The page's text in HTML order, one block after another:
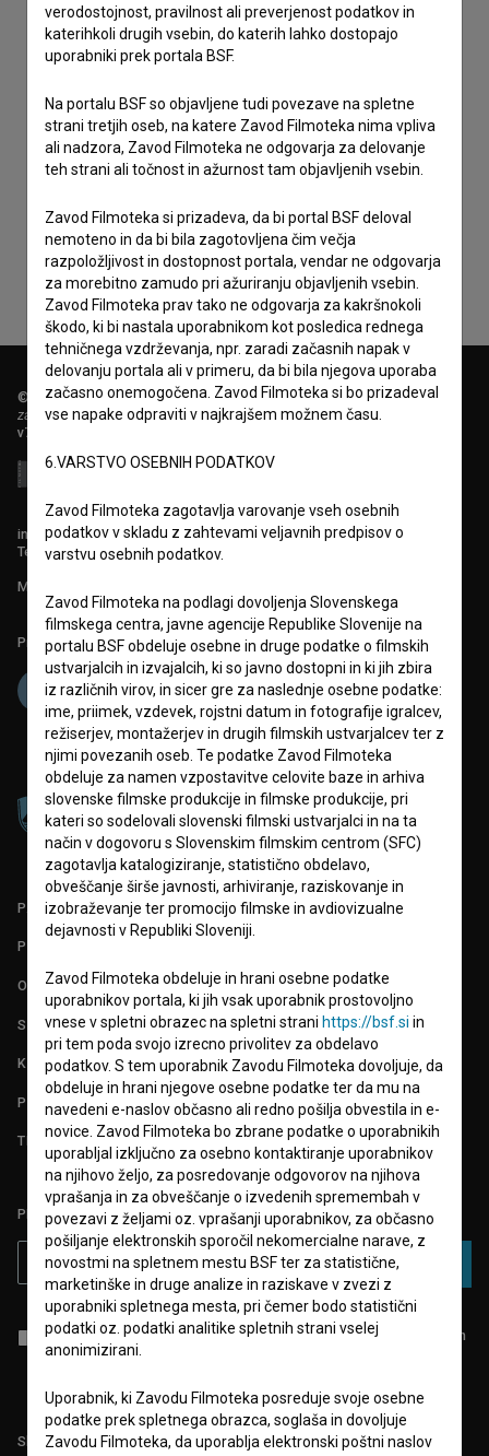
Sprejemamsplošne pogojein dajemsoglasjeza
zbiranje, hrambo in obdelavo osebnih podatkov.
© 2018-2026, Filmoteka,
zavod za širjenje filmske kulture
v7.151.0
info@filmoteka.si
Tehnična pomoč: podpora@bsf.si
Mednarodna številka ISSN 2670-787X
Projekt sofinancira:
PARTNERJI
POGOJI UPORABE
O PROJEKTU
STATISTIKA
KONTAKT
POGOSTA VPRAŠANJA
TEST FUNKCIONALNOSTI
PRIJAVITE SE NA BSF NOVIČNIK:
PRIJAVA
Sprejemamsplošne pogojein dajemsoglasje za zbiranje, hrambo in
obdelavo osebnih podatkov.
Sledite nam na:
verodostojnost, pravilnost ali preverjenost podatkov in
katerihkoli drugih vsebin, do katerih lahko dostopajo
uporabniki prek portala BSF.
Na portalu BSF so objavljene tudi povezave na spletne
strani tretjih oseb, na katere Zavod Filmoteka nima vpliva
ali nadzora, Zavod Filmoteka ne odgovarja za delovanje
teh strani ali točnost in ažurnost tam objavljenih vsebin.
Zavod Filmoteka si prizadeva, da bi portal BSF deloval
nemoteno in da bi bila zagotovljena čim večja
razpoložljivost in dostopnost portala, vendar ne odgovarja
za morebitno zamudo pri ažuriranju objavljenih vsebin.
Zavod Filmoteka prav tako ne odgovarja za kakršnokoli
škodo, ki bi nastala uporabnikom kot posledica rednega
tehničnega vzdrževanja, npr. zaradi začasnih napak v
delovanju portala ali v primeru, da bi bila njegova uporaba
začasno onemogočena. Zavod Filmoteka si bo prizadeval
vse napake odpraviti v najkrajšem možnem času.
6.VARSTVO OSEBNIH PODATKOV
Zavod Filmoteka zagotavlja varovanje vseh osebnih
podatkov v skladu z zahtevami veljavnih predpisov o
varstvu osebnih podatkov.
Zavod Filmoteka na podlagi dovoljenja Slovenskega
filmskega centra, javne agencije Republike Slovenije na
portalu BSF obdeluje osebne in druge podatke o filmskih
ustvarjalcih in izvajalcih, ki so javno dostopni in ki jih zbira
iz različnih virov, in sicer gre za naslednje osebne podatke:
ime, priimek, vzdevek, rojstni datum in fotografije igralcev,
režiserjev, montažerjev in drugih filmskih ustvarjalcev ter z
njimi povezanih oseb. Te podatke Zavod Filmoteka
obdeluje za namen vzpostavitve celovite baze in arhiva
slovenske filmske produkcije in filmske produkcije, pri
kateri so sodelovali slovenski filmski ustvarjalci in na ta
način v dogovoru s Slovenskim filmskim centrom (SFC)
zagotavlja katalogiziranje, statistično obdelavo,
obveščanje širše javnosti, arhiviranje, raziskovanje in
izobraževanje ter promocijo filmske in avdiovizualne
dejavnosti v Republiki Sloveniji.
Zavod Filmoteka obdeluje in hrani osebne podatke
uporabnikov portala, ki jih vsak uporabnik prostovoljno
vnese v spletni obrazec na spletni strani https://bsf.si in
pri tem poda svojo izrecno privolitev za obdelavo
podatkov. S tem uporabnik Zavodu Filmoteka dovoljuje, da
obdeluje in hrani njegove osebne podatke ter da mu na
navedeni e-naslov občasno ali redno pošilja obvestila in e-
novice. Zavod Filmoteka bo zbrane podatke o uporabnikih
uporabljal izključno za osebno kontaktiranje uporabnikov
na njihovo željo, za posredovanje odgovorov na njihova
vprašanja in za obveščanje o izvedenih spremembah v
povezavi z željami oz. vprašanji uporabnikov, za občasno
pošiljanje elektronskih sporočil nekomercialne narave, z
novostmi na spletnem mestu BSF ter za statistične,
marketinške in druge analize in raziskave v zvezi z
uporabniki spletnega mesta, pri čemer bodo statistični
podatki oz. podatki analitike spletnih strani vselej
anonimizirani.
Uporabnik, ki Zavodu Filmoteka posreduje svoje osebne
podatke prek spletnega obrazca, soglaša in dovoljuje
Zavodu Filmoteka, da uporablja elektronski poštni naslov